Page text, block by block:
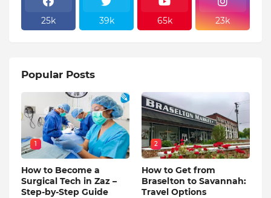
25k 39k 65k 23k
Popular Posts
1
How to Become a
Surgical Tech in Zaz –
Step-by-Step Guide
2
How to Get from
Braselton to Savannah:
Travel Options